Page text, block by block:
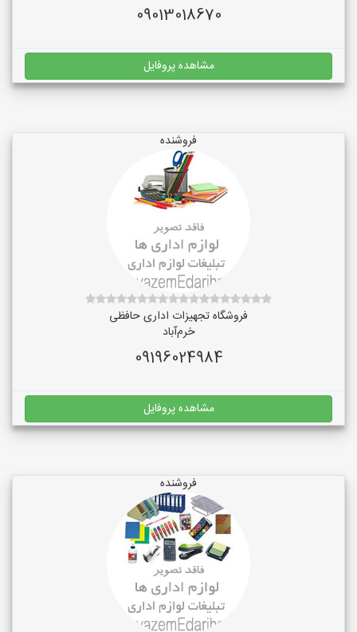
09013018670
مشاهده پروفایل
فروشنده
فروشگاه تجهیزات اداری حافظی
خرم‌آباد
09196024984
مشاهده پروفایل
فروشنده